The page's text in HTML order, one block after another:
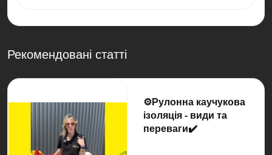
Рекомендовані статті
⚙️Рулонна каучукова
ізоляція - види та
переваги✔️